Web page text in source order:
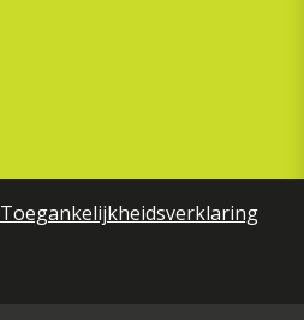
Toegankelijkheidsverklaring